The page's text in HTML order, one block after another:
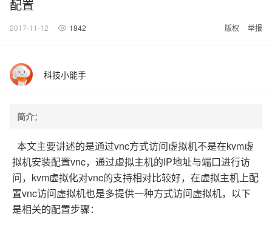
配置
2017-11-12 1842 版权 举报
科技小能手
简介：
本文主要讲述的是通过vnc方式访问虚拟机不是在kvm虚
拟机安装配置vnc，通过虚拟主机的IP地址与端口进行访
问，kvm虚拟化对vnc的支持相对比较好，在虚拟主机上配
置vnc访问虚拟机也是多提供一种方式访问虚拟机，以下
是相关的配置步骤：